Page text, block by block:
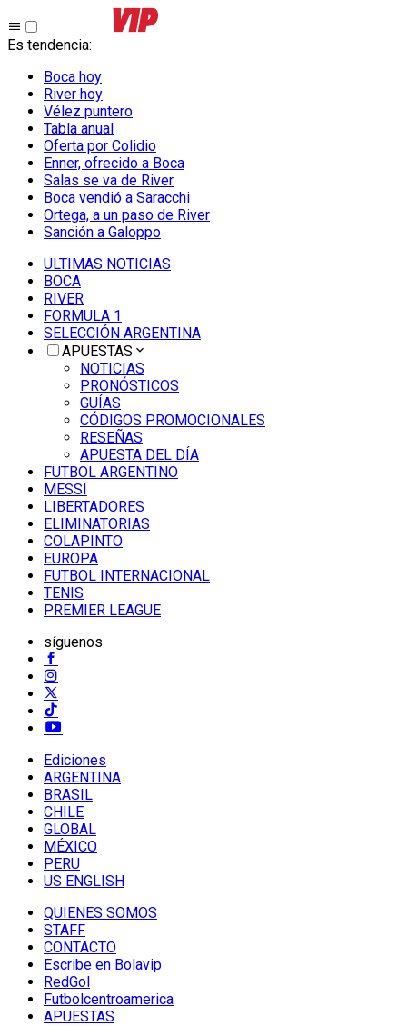
Es tendencia:
Boca hoy
River hoy
Vélez puntero
Tabla anual
Oferta por Colidio
Enner, ofrecido a Boca
Salas se va de River
Boca vendió a Saracchi
Ortega, a un paso de River
Sanción a Galoppo
ULTIMAS NOTICIAS
BOCA
RIVER
FORMULA 1
SELECCIÓN ARGENTINA
APUESTAS
NOTICIAS
PRONÓSTICOS
GUÍAS
CÓDIGOS PROMOCIONALES
RESEÑAS
APUESTA DEL DÍA
FUTBOL ARGENTINO
MESSI
LIBERTADORES
ELIMINATORIAS
COLAPINTO
EUROPA
FUTBOL INTERNACIONAL
TENIS
PREMIER LEAGUE
síguenos
Ediciones
ARGENTINA
BRASIL
CHILE
GLOBAL
MÉXICO
PERU
US ENGLISH
QUIENES SOMOS
STAFF
CONTACTO
Escribe en Bolavip
RedGol
Futbolcentroamerica
APUESTAS